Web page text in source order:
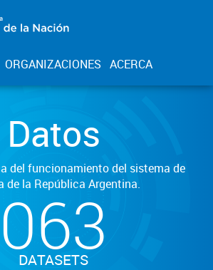
ORGANIZACIONES ACERCA
Datos
del funcionamiento del sistema de
de la República Argentina.
063
DATASETS